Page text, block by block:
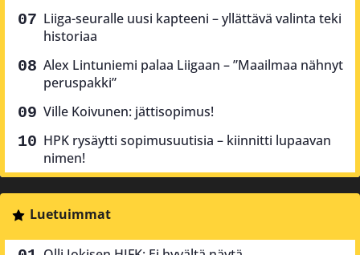
Liiga-seuralle uusi kapteeni – yllättävä valinta teki
historiaa
Alex Lintuniemi palaa Liigaan – ”Maailmaa nähnyt
peruspakki”
Ville Koivunen: jättisopimus!
HPK rysäytti sopimusuutisia – kiinnitti lupaavan
nimen!
Luetuimmat